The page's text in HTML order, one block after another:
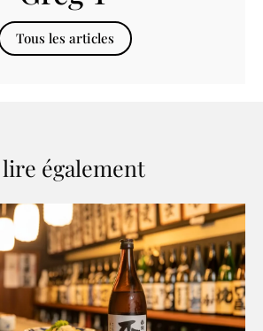
Tous les articles
lire également